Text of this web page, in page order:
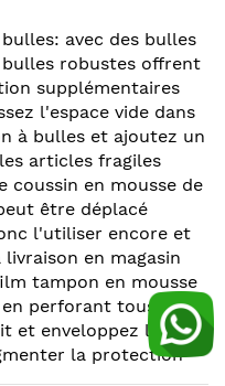
avec des bulles
robustes offrent
supplémentaires
l'espace vide dans
à bulles et ajoutez un
articles fragiles
coussin en mousse de
être déplacé
l'utiliser encore et
en magasin
tampon en mousse
perforant tous les 12
et enveloppez les
la protection